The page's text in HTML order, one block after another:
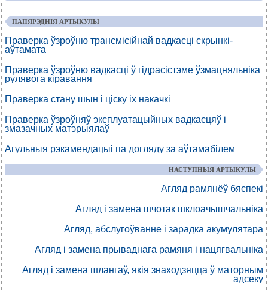
ПАПЯРЭДНІЯ АРТЫКУЛЫ
Праверка ўзроўню трансмісійнай вадкасці скрынкі-
аўтамата
Праверка ўзроўню вадкасці ў гідрасістэме ўзмацняльніка
рулявога кіравання
Праверка стану шын і ціску іх накачкі
Праверка ўзроўняў эксплуатацыйных вадкасцяў і
змазачных матэрыялаў
Агульныя рэкамендацыі па догляду за аўтамабілем
НАСТУПНЫЯ АРТЫКУЛЫ
Агляд рамянёў бяспекі
Агляд і замена шчотак шклоачышчальніка
Агляд, абслугоўванне і зарадка акумулятара
Агляд і замена прываднага рамяня і нацягвальніка
Агляд і замена шлангаў, якія знаходзяцца ў маторным
адсеку